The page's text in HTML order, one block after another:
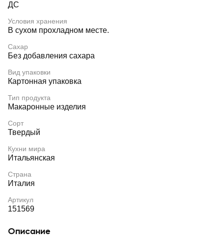
ДС
Условия хранения
В сухом прохладном месте.
Сахар
Без добавления сахара
Вид упаковки
Картонная упаковка
Тип продукта
Макаронные изделия
Сорт
Твердый
Кухни мира
Итальянская
Страна
Италия
Артикул
151569
Описание